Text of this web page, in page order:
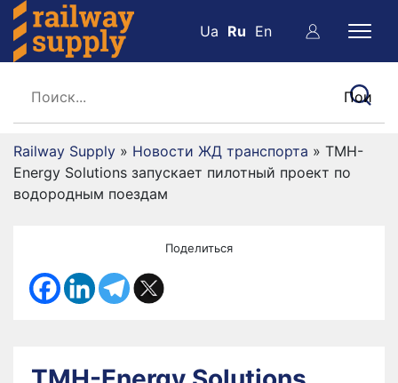
Ua Ru En
Railway Supply » Новости ЖД транспорта » TMH-
Energy Solutions запускает пилотный проект по
водородным поездам
Поделиться